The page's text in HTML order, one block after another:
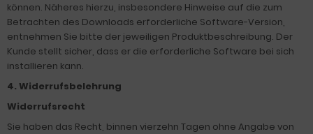
können. Näheres hierzu, insbesondere Hinweise auf die zum
Betrachten des Downloads erforderliche Software-Version,
entnehmen Sie bitte der jeweiligen Produktbeschreibung. Der
Kunde stellt sicher, dass er die erforderliche Software bei sich
installieren kann.
4. Widerrufsbelehrung
Widerrufsrecht
Sie haben das Recht, binnen vierzehn Tagen ohne Angabe von